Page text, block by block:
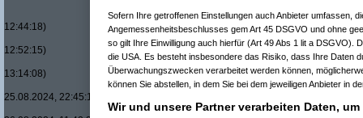
Re(13): Balkonkraftwerk: Worauf
12:44:18)
Re(14): Balkonkraftwerk: Worauf
12:52:15)
Re(15): Balkonkraftwerk: Worauf
13:14:08)
Re(16): Balkonkraftwerk: Worauf
25.08.2024, 22:45:11)
Re(17): Balkonkraftwerk:
Sofern Ihre getroffenen Einstellungen auch Anbieter umfassen,
Angemessenheitsbeschlusses gem Art 45 DSGVO und ohne
so gilt Ihre Einwilligung auch hierfür (Art 49 Abs 1 lit a DSGVO).
die USA. Es besteht insbesondere das Risiko, dass Ihre Daten
Überwachungszwecken verarbeitet werden können,
können Sie abstellen, in dem Sie bei dem jeweiligen Anbieter in
Wir und unsere Partner verarbeiten Daten,